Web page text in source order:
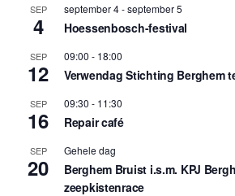
SEP
4
september 4-september 5
Hoessenbosch-festival
SEP
12
09:00 - 18:00
Verwendag Stichting Berghem
SEP
16
09:30 - 11:30
Repair café
SEP
20
Gehele dag
Berghem Bruist i.s.m. KPJ
zeepkistenrace